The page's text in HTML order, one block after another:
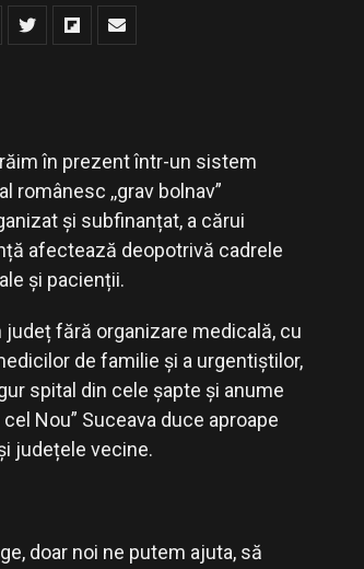
în prezent într-un sistem
românesc ,,grav bolnav”
și subfinanțat, a cărui
afectează deopotrivă cadrele
și pacienții.
județ fără organizare medicală, cu
de familie și a urgentiștilor,
spital din cele șapte și anume
Nou” Suceava duce aproape
județele vecine.
doar noi ne putem ajuta, să